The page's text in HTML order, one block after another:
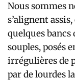
Nous sommes
s’alignent
quelques bancs
souples, posés
irrégulières de
par de lourdes